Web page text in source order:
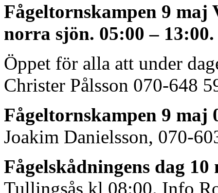
Fågeltornskampen 9
norra sjön. 05:00 – 13:00.
Öppet för alla att under
Christer Pålsson 070-648
Fågeltornskampen 9 maj
Joakim Danielsson, 070-
Fågelskådningens dag 10
Tullingsås kl 08:00. Info